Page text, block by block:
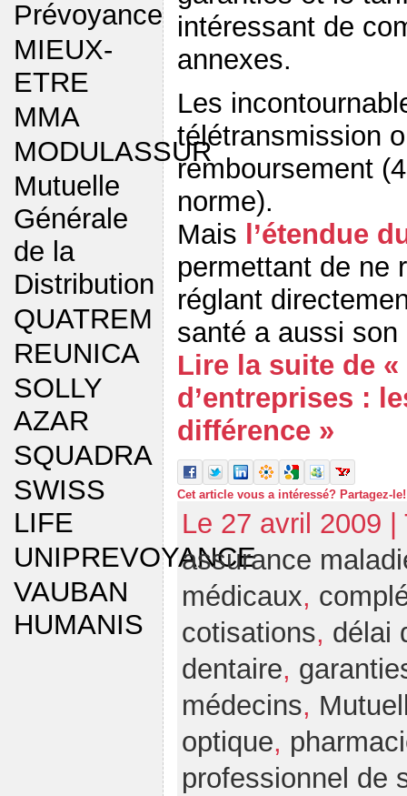
Prévoyance
MIEUX-
ETRE
MMA
MODULASSUR
Mutuelle
Générale
de la
Distribution
QUATREM
REUNICA
SOLLY
AZAR
SQUADRA
SWISS
LIFE
UNIPREVOYANCE
VAUBAN
HUMANIS
intéressant de
annexes.
Les
télétransmission
remboursement
norme).
Mais l’étendue
permettant de ne
réglant
santé a aussi
Lire la suite de
d’entreprises :
différence »
Cet article vous a intéressé? Partagez-le!
Le 27 avril 2009
assurance
médicaux,
cotisations, délai
dentaire,
médecins,
optique,
professionnel de